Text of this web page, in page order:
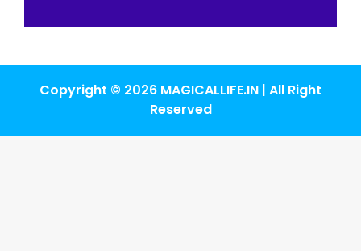
Copyright © 2026 MAGICALLIFE.IN | All Right
Reserved